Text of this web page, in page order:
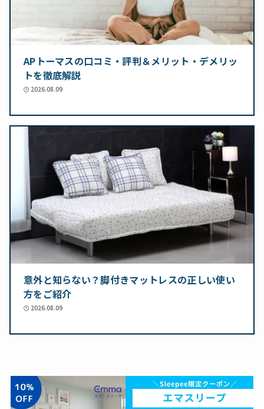
APトーマスの口コミ・評判＆メリット・デメリッ
トを徹底解説
2026.08.09
意外と知らない？脚付きマットレスの正しい使い
方をご紹介
2026.08.09